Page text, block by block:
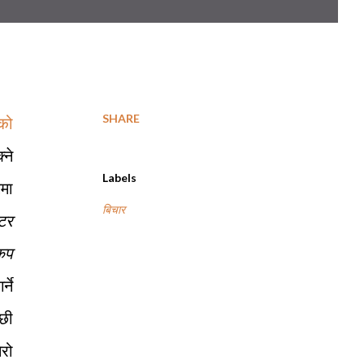
SHARE
Labels
बिचार